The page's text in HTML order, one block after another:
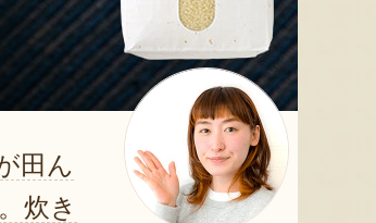
田ん
炊き